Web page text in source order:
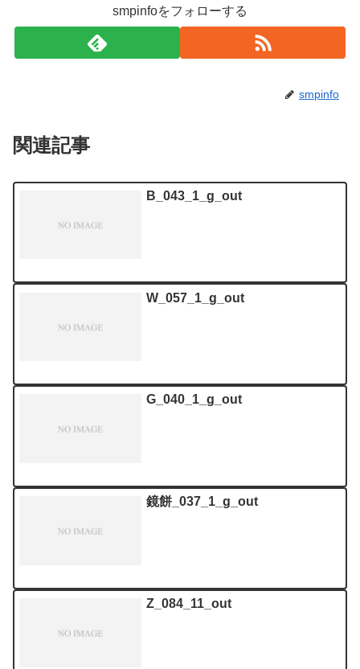
smpinfoをフォローする
smpinfo
関連記事
B_043_1_g_out
W_057_1_g_out
G_040_1_g_out
鏡餅_037_1_g_out
Z_084_11_out